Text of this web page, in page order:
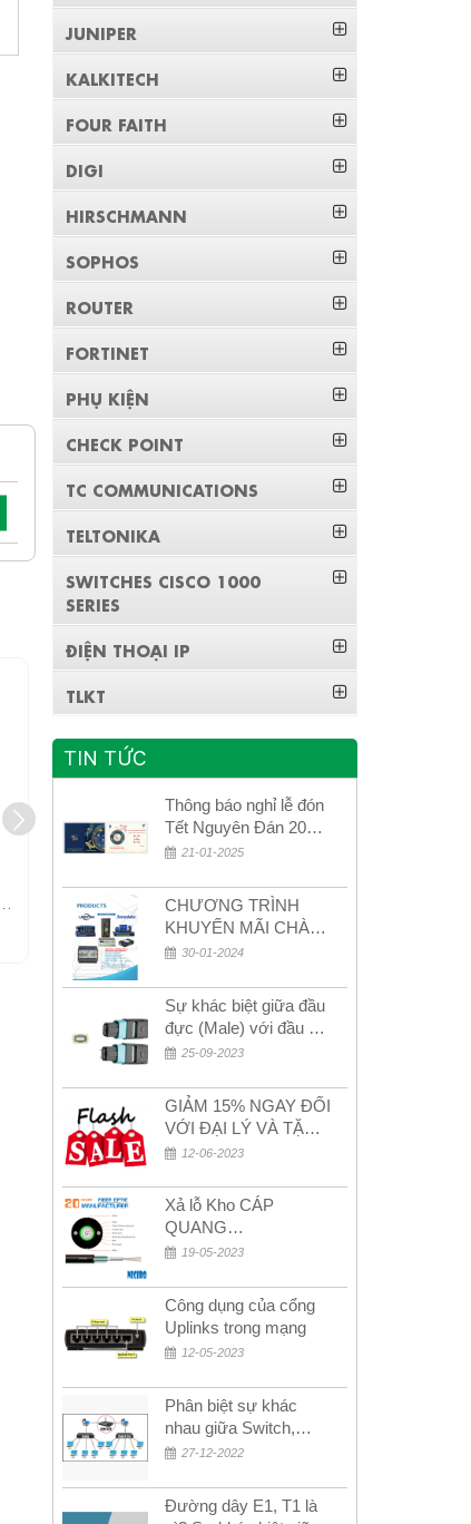
Nghiệp 16 Cổng 10/100M
Liên hệ
JUNIPER
KALKITECH
FOUR FAITH
DIGI
HIRSCHMANN
SOPHOS
ROUTER
FORTINET
PHỤ KIỆN
CHECK POINT
TC COMMUNICATIONS
TELTONIKA
SWITCHES CISCO 1000
SERIES
ĐIỆN THOẠI IP
TLKT
TIN TỨC
Thông báo nghỉ lễ đón
Tết Nguyên Đán 2026
– Xuân Bính Ngọ!
21-01-2025
CHƯƠNG TRÌNH
KHUYẾN MÃI CHÀO
MỪNG NĂM MỚI
30-01-2024
Sự khác biệt giữa đầu
đực (Male) với đầu cái
(Female) trong bộ đầu
25-09-2023
GIẢM 15% NGAY ĐỐI
VỚI ĐẠI LÝ VÀ TẶNG
QUÀ KHÁCH HÀNG
12-06-2023
Xả lỗ Kho CÁP
QUANG
MULTIMODE CÁP
MULTIMODE 4-8-12-
24Fo SỢI OM1-OM2-
OM3 Siêu Rẻ 5k
19-05-2023
Công dụng của cổng
Uplinks trong mạng
12-05-2023
Phân biệt sự khác
nhau giữa Switch,
Router và Hub
27-12-2022
Đường dây E1, T1 là